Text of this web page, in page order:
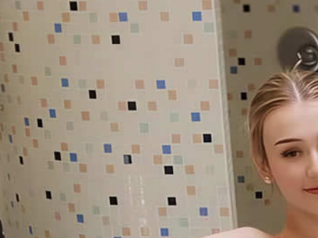
Galerie
APT-FESTIVAL
Sonstiges
Kontakt